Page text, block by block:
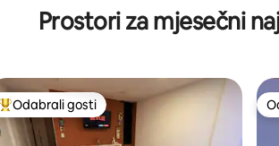
Prostori za mjesečni
Među najviše rangiranima s oznakom „Odabrali
Odabrali gosti